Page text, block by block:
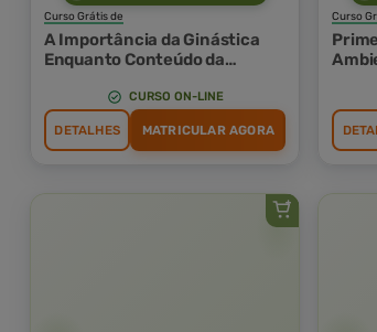
Curso Grátis de
A Importância da Ginástica
Enquanto Conteúdo da
CURSO ON-LINE
DETALHES MATRICULAR AGORA
Curso